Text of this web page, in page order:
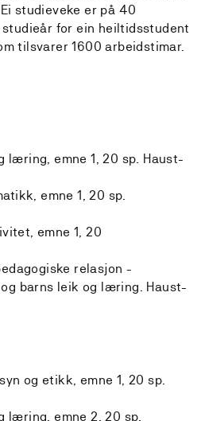
studieveke er på 40
for ein heiltidsstudent
tilsvarer 1600 arbeidstimar.
læring, emne 1, 20 sp. Haust-
emne 1, 20 sp.
emne 1, 20
relasjon -
barns leik og læring. Haust-
og etikk, emne 1, 20 sp.
læring, emne 2, 20 sp.